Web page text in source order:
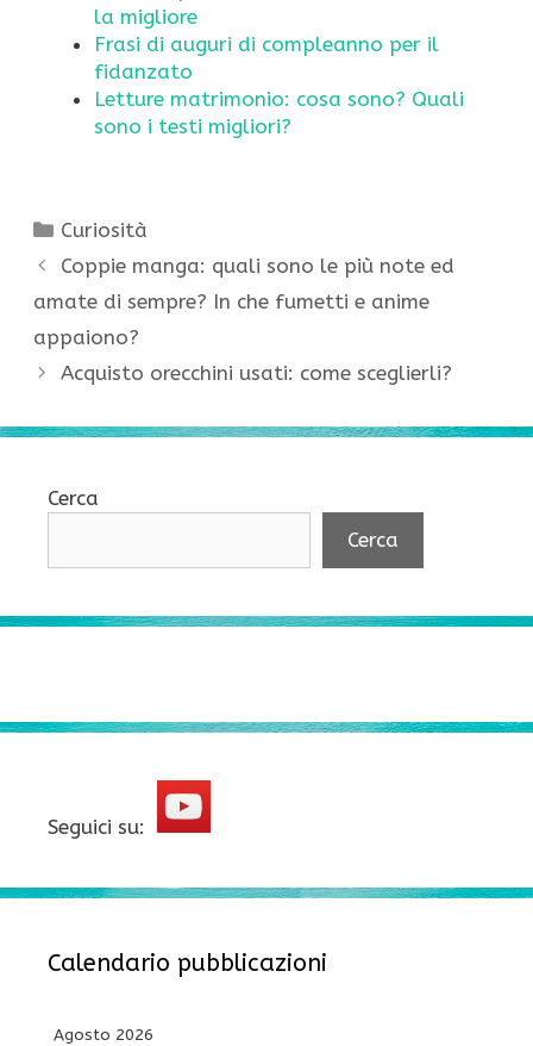
la migliore
Frasi di auguri di compleanno per il
fidanzato
Letture matrimonio: cosa sono? Quali
sono i testi migliori?
Categorie
Curiosità
Coppie manga: quali sono le più note ed
amate di sempre? In che fumetti e anime
appaiono?
Acquisto orecchini usati: come sceglierli?
Cerca
Cerca
Seguici su:
Calendario pubblicazioni
Agosto 2026